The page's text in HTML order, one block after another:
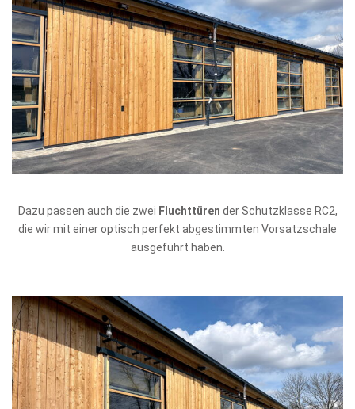
Dazu passen auch die zwei Fluchttüren der Schutzklasse RC2,
die wir mit einer optisch perfekt abgestimmten Vorsatzschale
ausgeführt haben.